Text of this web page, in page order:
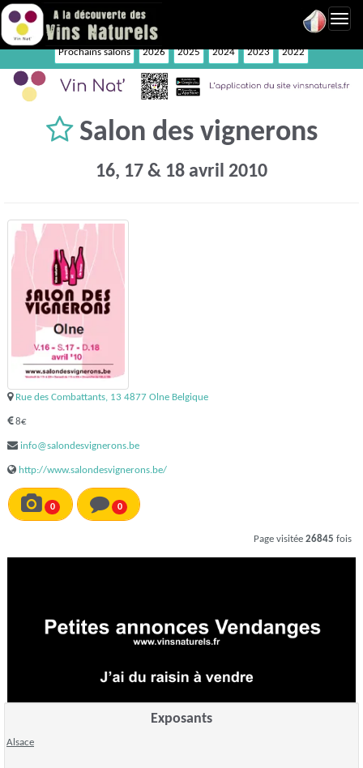
Prochains salons 2026 2025 2024 2023 2022
Salon des vignerons
16, 17 & 18 avril 2010
Rue des Combattants, 13 4877 Olne Belgique
8€
info@salondesvignerons.be
http://www.salondesvignerons.be/
0 0
Page visitée 26845 fois
Exposants
Alsace